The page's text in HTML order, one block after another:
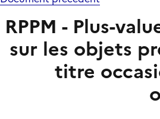
RPPM - Plus-
sur les objets
titre